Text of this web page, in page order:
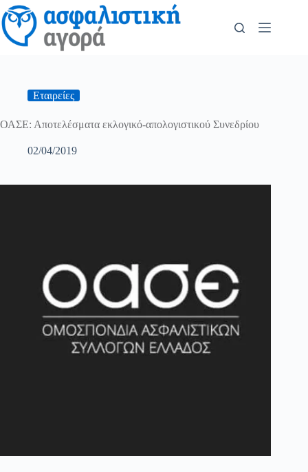
Εταιρείες
ΟΑΣΕ: Αποτελέσματα εκλογικό-απολογιστικού Συνεδρίου
02/04/2019